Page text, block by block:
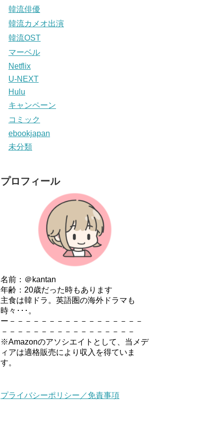
韓流俳優
韓流カメオ出演
韓流OST
マーベル
Netflix
U-NEXT
Hulu
キャンペーン
コミック
ebookjapan
未分類
プロフィール
名前：＠kantan
年齢：20歳だった時もあります
主食は韓ドラ。英語圏の海外ドラマも
時々･･･。
ー－－－－－－－－－－－－－－－－－
－－－－－－－－－－－－－－－－－
※Amazonのアソシエイトとして、当メデ
ィアは適格販売により収入を得ていま
す。
プライバシーポリシー／免責事項